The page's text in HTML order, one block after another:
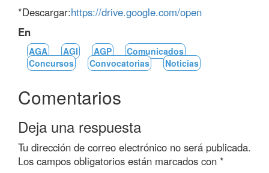
*Descargar:https://drive.google.com/open
En
AGA AGI AGP
Comunicados
Concursos
Convocatorias Noticias
Comentarios
Deja una respuesta
Tu dirección de correo electrónico no será publicada.
Los campos obligatorios están marcados con *